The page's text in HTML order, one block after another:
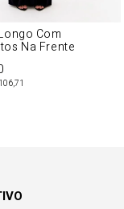
Com
Na Frente